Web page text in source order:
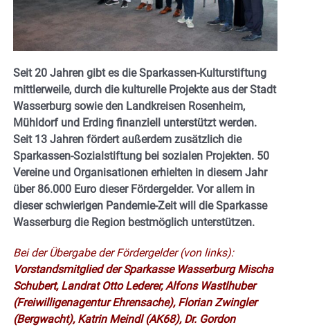
Seit 20 Jahren gibt es die Sparkassen-Kulturstiftung
mittlerweile, durch die kulturelle Projekte aus der Stadt
Wasserburg sowie den Landkreisen Rosenheim,
Mühldorf und Erding finanziell unterstützt werden.
Seit 13 Jahren fördert außerdem zusätzlich die
Sparkassen-Sozialstiftung bei sozialen Projekten. 50
Vereine und Organisationen erhielten in diesem Jahr
über 86.000 Euro dieser Fördergelder. Vor allem in
dieser schwierigen Pandemie-Zeit will die Sparkasse
Wasserburg die Region bestmöglich unterstützen.
Bei der Übergabe der Fördergelder (von links):
Vorstandsmitglied der Sparkasse Wasserburg Mischa
Schubert, Landrat Otto Lederer, Alfons Wastlhuber
(Freiwilligenagentur Ehrensache), Florian Zwingler
(Bergwacht), Katrin Meindl (AK68), Dr. Gordon